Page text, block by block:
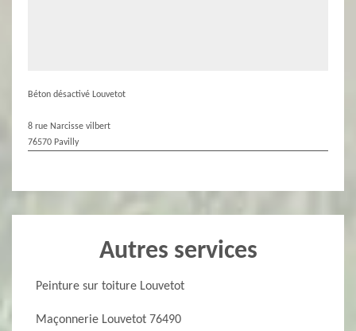
Béton désactivé Louvetot
8 rue Narcisse vilbert
76570 Pavilly
Autres services
Peinture sur toiture Louvetot
Maçonnerie Louvetot 76490